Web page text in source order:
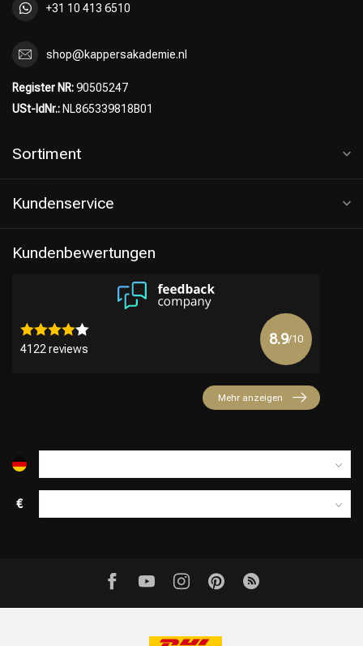
+31 10 413 6510
shop@kappersakademie.nl
Register NR:90505247
USt-IdNr.: NL865339818B01
Sortiment
Kundenservice
Kundenbewertungen
4122 reviews
8.9/10
Mehr anzeigen
€